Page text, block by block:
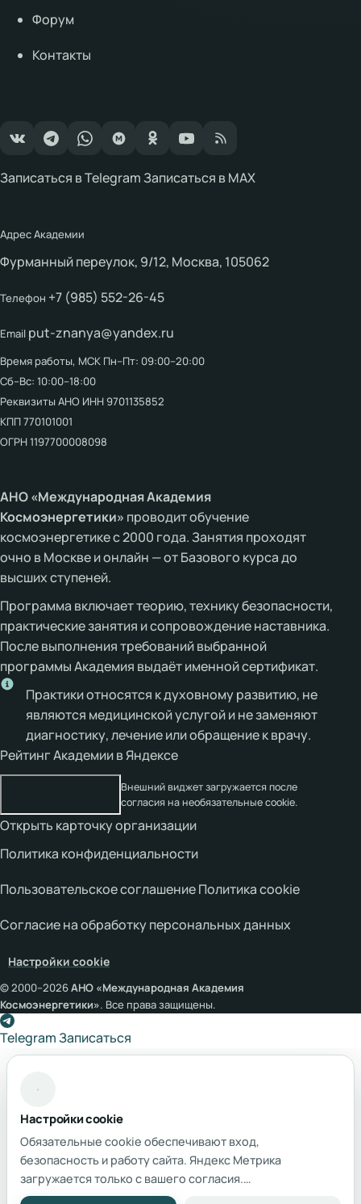
Форум
Контакты
Записаться в TelegramЗаписаться в MAX
Адрес Академии
Фурманный переулок, 9/12, Москва, 105062
Телефон +7 (985) 552-26-45
Email put-znanya@yandex.ru
Время работы, МСК Пн–Пт: 09:00–20:00
Сб–Вс: 10:00–18:00
Реквизиты АНО ИНН 9701135852
КПП 770101001
ОГРН 1197700008098
АНО «Международная Академия
Космоэнергетики» проводит обучение
космоэнергетике с 2000 года. Занятия проходят
очно в Москве и онлайн — от Базового курса до
высших ступеней.
Программа включает теорию, технику безопасности,
практические занятия и сопровождение наставника.
После выполнения требований выбранной
программы Академия выдаёт именной сертификат.
Практики относятся к духовному развитию, не
являются медицинской услугой и не заменяют
диагностику, лечение или обращение к врачу.
Рейтинг Академии в Яндексе
Внешний виджет загружается после
согласия на необязательные cookie.
Открыть карточку организации
Политика конфиденциальности
Пользовательское соглашениеПолитика cookie
Согласие на обработку персональных данных
Настройки cookie
© 2000–2026АНО «Международная Академия
Космоэнергетики». Все права защищены.
TelegramЗаписаться
Настройки cookie
Обязательные cookie обеспечивают вход,
безопасность и работу сайта. Яндекс Метрика
загружается только с вашего согласия.
Подробнее — вПолитике использования cookie